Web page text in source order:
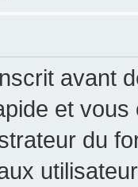
avant
et
du